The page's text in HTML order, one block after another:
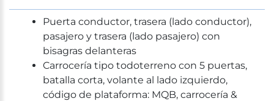
Puerta conductor, trasera (lado conductor),
pasajero y trasera (lado pasajero) con
bisagras delanteras
Carrocería tipo todoterreno con 5 puertas,
batalla corta, volante al lado izquierdo,
código de plataforma: MQB, carrocería &